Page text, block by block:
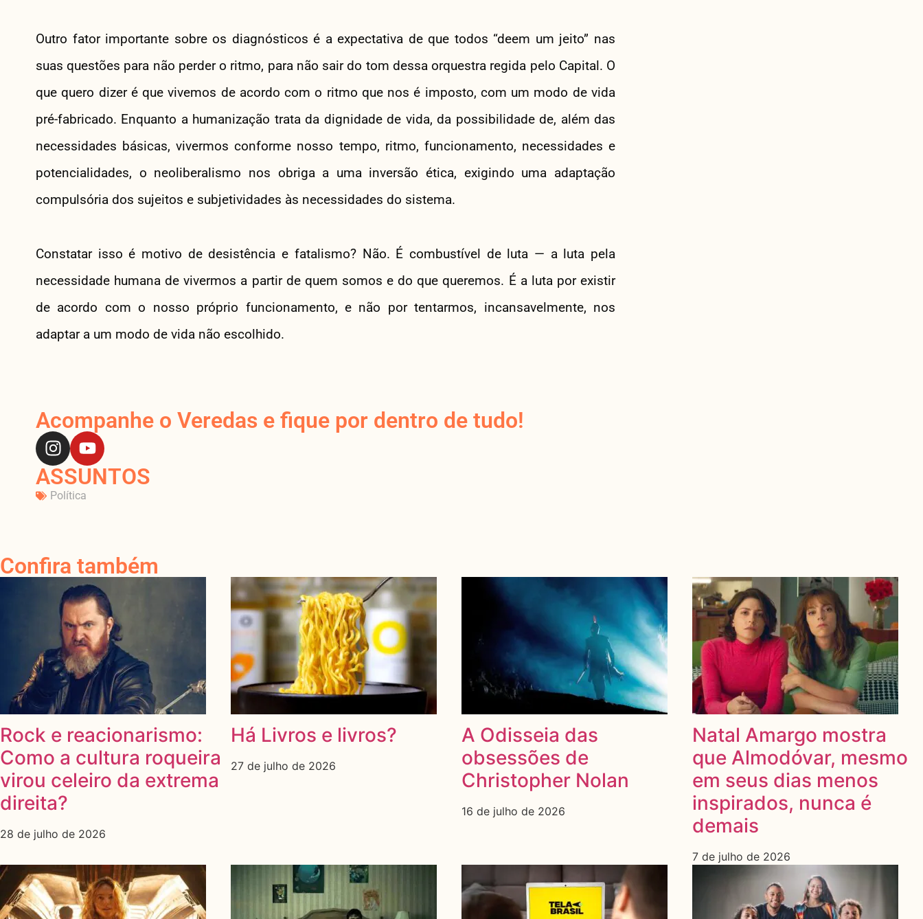
Outro fator importante sobre os diagnósticos é a expectativa de que todos “deem um jeito” nas
suas questões para não perder o ritmo, para não sair do tom dessa orquestra regida pelo Capital. O
que quero dizer é que vivemos de acordo com o ritmo que nos é imposto, com um modo de vida
pré-fabricado. Enquanto a humanização trata da dignidade de vida, da possibilidade de, além das
necessidades básicas, vivermos conforme nosso tempo, ritmo, funcionamento, necessidades e
potencialidades, o neoliberalismo nos obriga a uma inversão ética, exigindo uma adaptação
compulsória dos sujeitos e subjetividades às necessidades do sistema.
Constatar isso é motivo de desistência e fatalismo? Não. É combustível de luta — a luta pela
necessidade humana de vivermos a partir de quem somos e do que queremos. É a luta por existir
de acordo com o nosso próprio funcionamento, e não por tentarmos, incansavelmente, nos
adaptar a um modo de vida não escolhido.
Acompanhe o Veredas e fique por dentro de tudo!
ASSUNTOS
Política
Confira também
Rock e reacionarismo:
Como a cultura roqueira
virou celeiro da extrema
direita?
28 de julho de 2026
Há Livros e livros?
27 de julho de 2026
A Odisseia das
obsessões de
Christopher Nolan
16 de julho de 2026
Natal Amargo mostra
que Almodóvar, mesmo
em seus dias menos
inspirados, nunca é
demais
7 de julho de 2026